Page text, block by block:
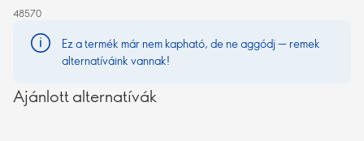
48570
Ez a termék már nem kapható, de ne aggódj — remek
alternatíváink vannak!
Ajánlott alternatívák